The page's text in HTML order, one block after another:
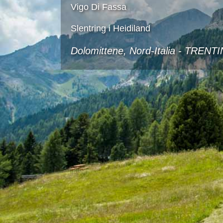
Vigo Di Fassa
Slentring i Heidiland
Dolomittene, Nord-Italia -